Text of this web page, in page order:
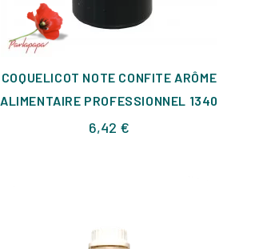
COQUELICOT NOTE CONFITE ARÔME
ALIMENTAIRE PROFESSIONNEL 1340
6,42 €Prix